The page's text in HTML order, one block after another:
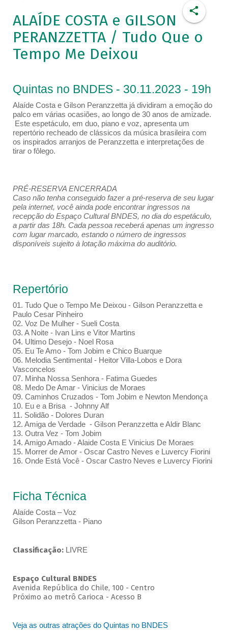
ALAÍDE COSTA e GILSON
PERANZZETTA / Tudo Que o
Tempo Me Deixou
Quintas no BNDES - 30.11.2023 - 19h
Alaíde Costa e Gilson Peranzzetta já dividiram a emoção do
palco em várias ocasiões, ao longo de 30 anos de amizade.
Este espetáculo, em duo, piano e voz, apresenta um
repertório recheado de clássicos da música brasileira com
os inspirados arranjos de Peranzzetta e interpretações de
tirar o fôlego.
PRÉ-RESERVA ENCERRADA
Caso não tenha conseguido fazer a pré-reserva de seu lugar
pela internet, você ainda pode encontrar ingressos na
recepção do Espaço Cultural BNDES, no dia do espetáculo,
a partir das 18h. Cada pessoa receberá apenas um ingresso
com lugar marcado, estando o número de ingressos
disponíveis sujeito à lotação máxima do auditório.
Repertório
01. Tudo Que o Tempo Me Deixou - Gilson Peranzzetta e
Paulo Cesar Pinheiro
02. Voz De Mulher - Sueli Costa
03. A Noite - Ivan Lins e Vitor Martins
04. Ultimo Desejo - Noel Rosa
05. Eu Te Amo - Tom Jobim e Chico Buarque
06. Melodia Sentimental - Heitor Villa-Lobos e Dora
Vasconcelos
07. Minha Nossa Senhora - Fatima Guedes
08. Medo De Amar - Vinicius de Moraes
09. Caminhos Cruzados - Tom Jobim e Newton Mendonça
10. Eu e a Brisa - Johnny Alf
11. Solidão - Dolores Duran
12. Amiga de Verdade - Gilson Peranzzetta e Aldir Blanc
13. Outra Vez - Tom Jobim
14. Amigo Amado - Alaide Costa E Vinicius De Moraes
15. Morrer de Amor - Oscar Castro Neves e Luvercy Fiorini
16. Onde Está Você - Oscar Castro Neves e Luvercy Fiorini
Ficha Técnica
Alaíde Costa – Voz
Gilson Peranzzetta - Piano
Classificação: LIVRE
Espaço Cultural BNDES
Avenida República do Chile, 100 - Centro
Próximo ao metrô Carioca - Acesso B
Veja as outras atrações do Quintas no BNDES